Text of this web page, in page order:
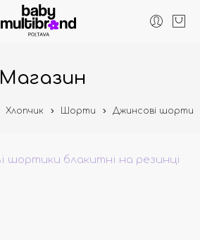
Магазин
Хлопчик Шорти Джинсові